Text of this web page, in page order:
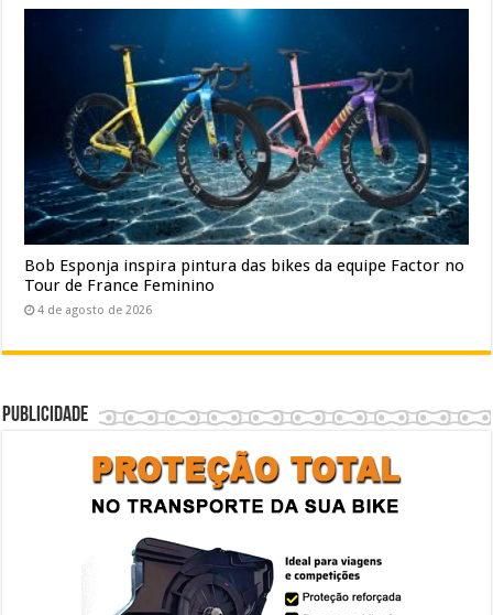
Bob Esponja inspira pintura das bikes da equipe Factor no
Tour de France Feminino
4 de agosto de 2026
Publicidade